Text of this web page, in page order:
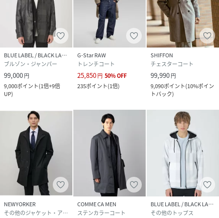
BLUE LABEL / BLACK LABEL CRESTBRIDGE
ブルゾン・ジャンパー
99,000円
9,000ポイント(1倍+9倍
UP)
G-Star RAW
トレンチコート
25,850円 50%OFF
235ポイント(1倍)
SHIFFON
チェスターコート
99,990円
9,090ポイント(10%ポイン
トバック)
NEWYORKER
その他のジャケット・アウター
COMME CA MEN
ステンカラーコート
BLUE LABEL / BLACK LABEL CRESTBRIDGE
その他のトップス